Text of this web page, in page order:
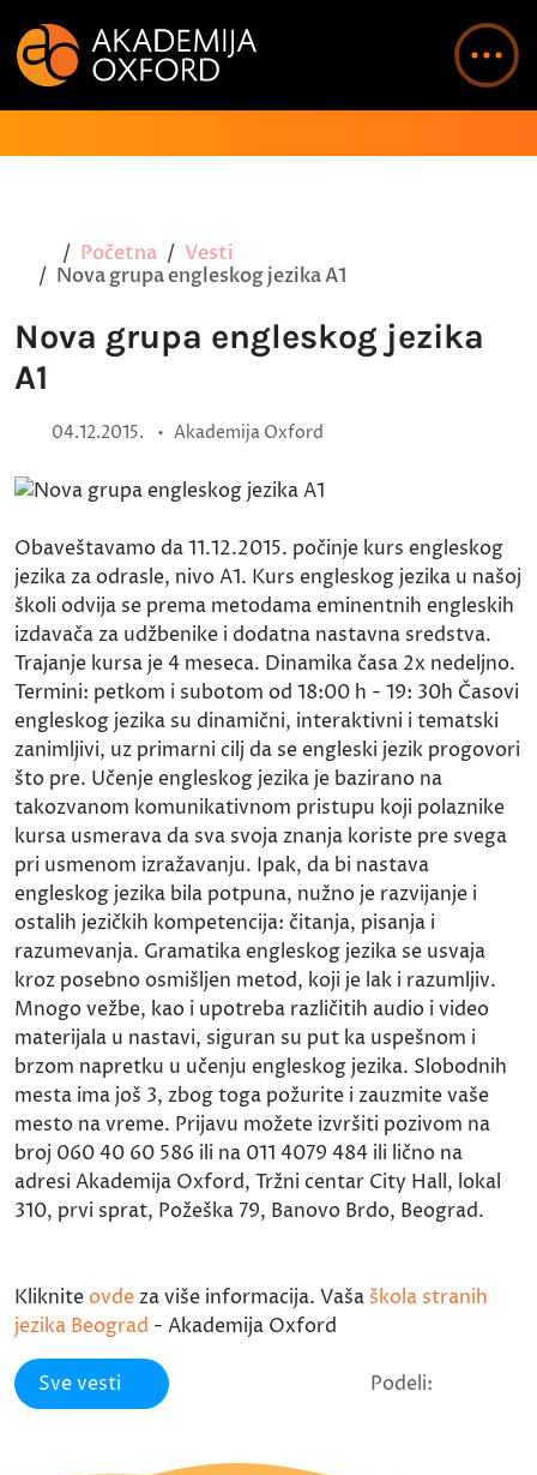
Početna
Vesti
Nova grupa engleskog jezika A1
Nova grupa engleskog jezika
A1
04.12.2015. • Akademija Oxford
Obaveštavamo da 11.12.2015. počinje kurs engleskog
jezika za odrasle, nivo A1. Kurs engleskog jezika u našoj
školi odvija se prema metodama eminentnih engleskih
izdavača za udžbenike i dodatna nastavna sredstva.
Trajanje kursa je 4 meseca. Dinamika časa 2x nedeljno.
Termini: petkom i subotom od 18:00 h - 19: 30h Časovi
engleskog jezika su dinamični, interaktivni i tematski
zanimljivi, uz primarni cilj da se engleski jezik progovori
što pre. Učenje engleskog jezika je bazirano na
takozvanom komunikativnom pristupu koji polaznike
kursa usmerava da sva svoja znanja koriste pre svega
pri usmenom izražavanju. Ipak, da bi nastava
engleskog jezika bila potpuna, nužno je razvijanje i
ostalih jezičkih kompetencija: čitanja, pisanja i
razumevanja. Gramatika engleskog jezika se usvaja
kroz posebno osmišljen metod, koji je lak i razumljiv.
Mnogo vežbe, kao i upotreba različitih audio i video
materijala u nastavi, siguran su put ka uspešnom i
brzom napretku u učenju engleskog jezika. Slobodnih
mesta ima još 3, zbog toga požurite i zauzmite vaše
mesto na vreme. Prijavu možete izvršiti pozivom na
broj 060 40 60 586 ili na 011 4079 484 ili lično na
adresi Akademija Oxford, Tržni centar City Hall, lokal
310, prvi sprat, Požeška 79, Banovo Brdo, Beograd.
Kliknite ovde za više informacija. Vaša škola stranih
jezika Beograd - Akademija Oxford
Sve vesti Podeli: